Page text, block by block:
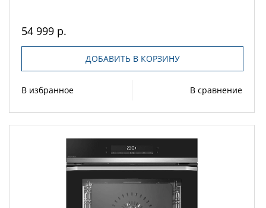
54 999 р.
ДОБАВИТЬ В КОРЗИНУ
В избранное В сравнение